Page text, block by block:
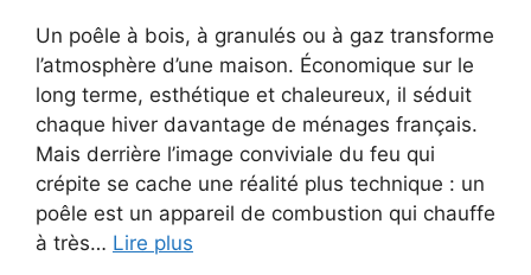
Un poêle à bois, à granulés ou à gaz transforme
l’atmosphère d’une maison. Économique sur le
long terme, esthétique et chaleureux, il séduit
chaque hiver davantage de ménages français.
Mais derrière l’image conviviale du feu qui
crépite se cache une réalité plus technique : un
poêle est un appareil de combustion qui chauffe
à très… Lire plus